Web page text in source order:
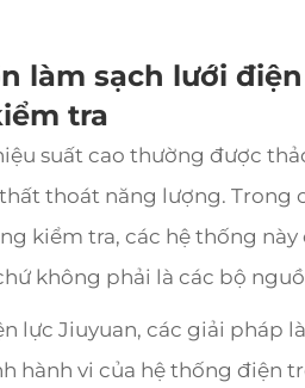
làm sạch lưới
tra
suất cao thường được
thoát năng lượng. Trong
kiểm tra, các hệ thống này
không phải là các bộ
lực Jiuyuan, các giải pháp
hành vi của hệ thống điện